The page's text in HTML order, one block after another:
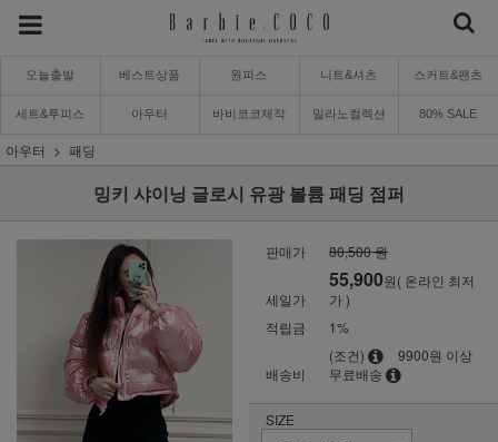
오늘출발 베스트상품 원피스 니트&셔츠 스커트&팬츠
세트&투피스 아우터 바비코코제작 밀라노컬렉션 80% SALE
아우터 패딩
밍키 샤이닝 글로시 유광 볼륨 패딩 점퍼
판매가 80,500 원
세일가
55,900원( 온라인 최저
가 )
적립금
1%
배송비
(조건)
9900원 이상
무료배송
SIZE